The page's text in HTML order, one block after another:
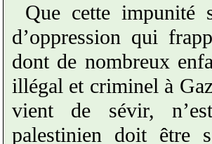
Que cette impunité
d’oppression qui
dont de nombreux
illégal et criminel à
vient de sévir,
palestinien doit être